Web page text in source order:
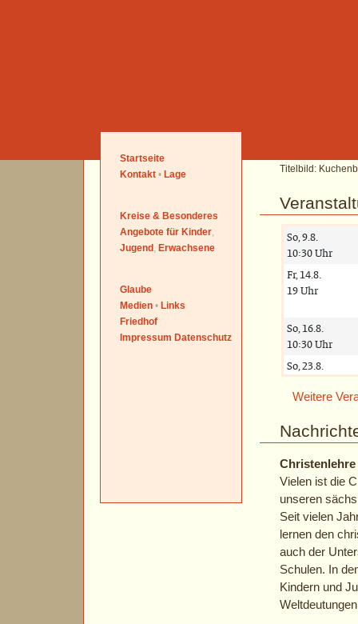
Startseite
Kontakt • Lage
Kreise & Besonderes
Angebote für Kinder,
Jugend , Erwachsene
Glaube
Medien • Links
Friedhof
Impressum Datenschutz
Titelbild:
Weitere
Christenlehre
Vielen ist die
unseren
Seit vielen
lernen den
auch der
Schulen. In
Kindern und